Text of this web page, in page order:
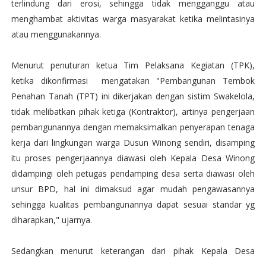
terlindung dari erosi, sehingga tidak mengganggu atau
menghambat aktivitas warga masyarakat ketika melintasinya
atau menggunakannya.
Menurut penuturan ketua Tim Pelaksana Kegiatan (TPK),
ketika dikonfirmasi mengatakan "Pembangunan Tembok
Penahan Tanah (TPT) ini dikerjakan dengan sistim Swakelola,
tidak melibatkan pihak ketiga (Kontraktor), artinya pengerjaan
pembangunannya dengan memaksimalkan penyerapan tenaga
kerja dari lingkungan warga Dusun Winong sendiri, disamping
itu proses pengerjaannya diawasi oleh Kepala Desa Winong
didampingi oleh petugas pendamping desa serta diawasi oleh
unsur BPD, hal ini dimaksud agar mudah pengawasannya
sehingga kualitas pembangunannya dapat sesuai standar yg
diharapkan," ujarnya.
Sedangkan menurut keterangan dari pihak Kepala Desa